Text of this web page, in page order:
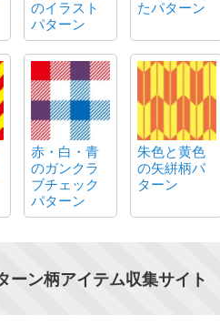
のイラスト
パターン
たパターン
赤・白・青
のガンクラ
ブチェック
パターン
朱色と黄色
の矢絣柄パ
ターン
ーン柄アイテム収集サイト